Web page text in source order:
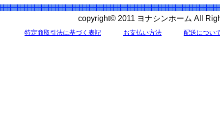
copyright© 2011 ヨナシンホーム All
特定商取引法に基づく表記 お支払い方法 配送につい